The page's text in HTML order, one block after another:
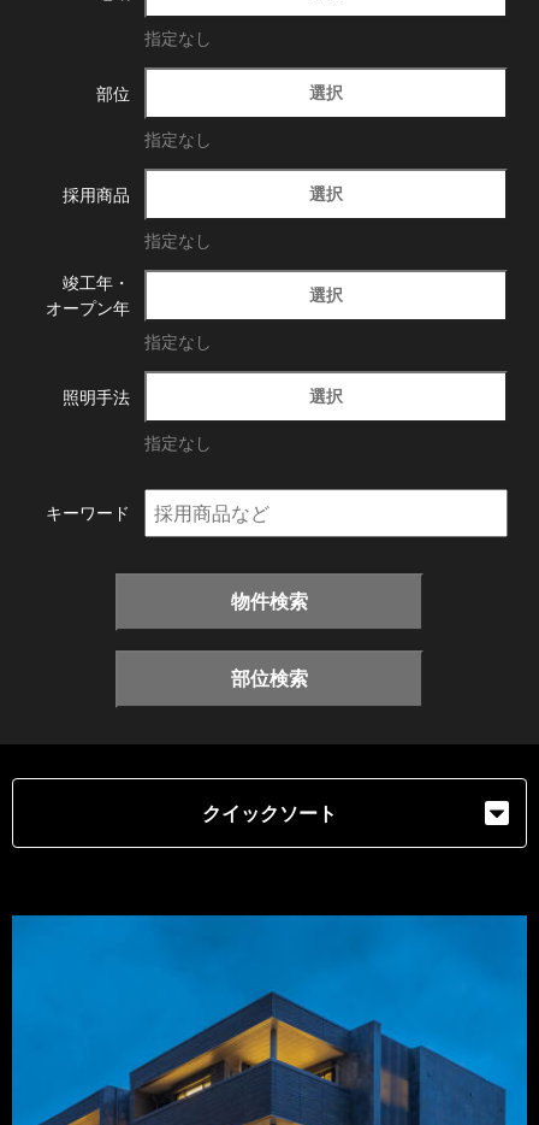
指定なし
部位 選択
指定なし
採用商品 選択
指定なし
竣工年・
オープン年
選択
指定なし
照明手法 選択
指定なし
キーワード
物件検索
部位検索
クイックソート